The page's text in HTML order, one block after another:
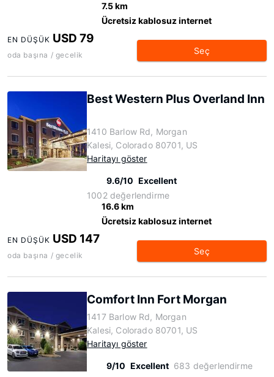
7.5 km
Ücretsiz kablosuz internet
EN DÜŞÜK USD 79
oda başına / gecelik Seç
Best Western Plus Overland Inn
1410 Barlow Rd, Morgan
Kalesi, Colorado 80701, US
Haritayı göster
9.6/10 Excellent
1002 değerlendirme
16.6 km
Ücretsiz kablosuz internet
EN DÜŞÜK USD 147
oda başına / gecelik Seç
Comfort Inn Fort Morgan
1417 Barlow Rd, Morgan
Kalesi, Colorado 80701, US
Haritayı göster
9/10 Excellent 683 değerlendirme